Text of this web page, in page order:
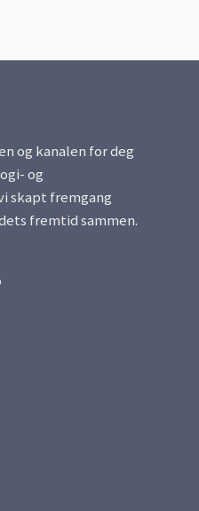
og kanalen for deg
og
skapt fremgang
fremtid sammen.